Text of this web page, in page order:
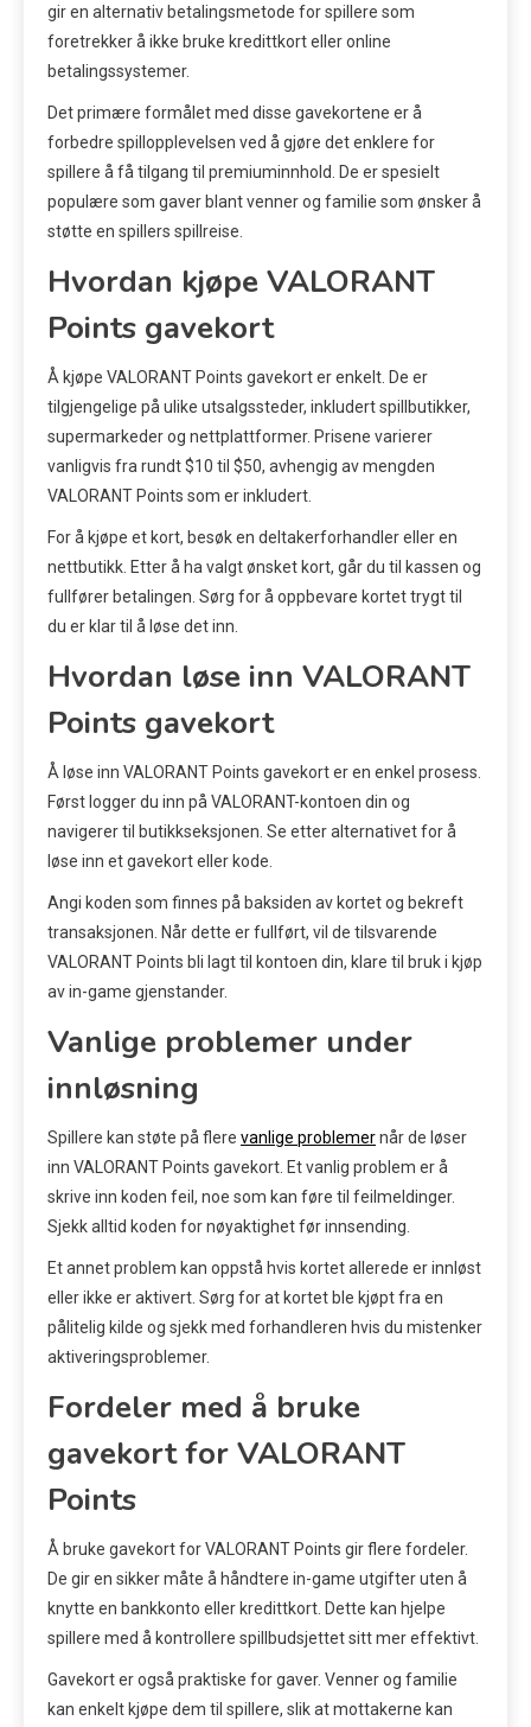
gir en alternativ betalingsmetode for spillere som
foretrekker å ikke bruke kredittkort eller online
betalingssystemer.
Det primære formålet med disse gavekortene er å
forbedre spillopplevelsen ved å gjøre det enklere for
spillere å få tilgang til premiuminnhold. De er spesielt
populære som gaver blant venner og familie som ønsker å
støtte en spillers spillreise.
Hvordan kjøpe VALORANT
Points gavekort
Å kjøpe VALORANT Points gavekort er enkelt. De er
tilgjengelige på ulike utsalgssteder, inkludert spillbutikker,
supermarkeder og nettplattformer. Prisene varierer
vanligvis fra rundt $10 til $50, avhengig av mengden
VALORANT Points som er inkludert.
For å kjøpe et kort, besøk en deltakerforhandler eller en
nettbutikk. Etter å ha valgt ønsket kort, går du til kassen og
fullfører betalingen. Sørg for å oppbevare kortet trygt til
du er klar til å løse det inn.
Hvordan løse inn VALORANT
Points gavekort
Å løse inn VALORANT Points gavekort er en enkel prosess.
Først logger du inn på VALORANT-kontoen din og
navigerer til butikkseksjonen. Se etter alternativet for å
løse inn et gavekort eller kode.
Angi koden som finnes på baksiden av kortet og bekreft
transaksjonen. Når dette er fullført, vil de tilsvarende
VALORANT Points bli lagt til kontoen din, klare til bruk i kjøp
av in-game gjenstander.
Vanlige problemer under
innløsning
Spillere kan støte på flere vanlige problemernår de løser
inn VALORANT Points gavekort. Et vanlig problem er å
skrive inn koden feil, noe som kan føre til feilmeldinger.
Sjekk alltid koden for nøyaktighet før innsending.
Et annet problem kan oppstå hvis kortet allerede er innløst
eller ikke er aktivert. Sørg for at kortet ble kjøpt fra en
pålitelig kilde og sjekk med forhandleren hvis du mistenker
aktiveringsproblemer.
Fordeler med å bruke
gavekort for VALORANT
Points
Å bruke gavekort for VALORANT Points gir flere fordeler.
De gir en sikker måte å håndtere in-game utgifter uten å
knytte en bankkonto eller kredittkort. Dette kan hjelpe
spillere med å kontrollere spillbudsjettet sitt mer effektivt.
Gavekort er også praktiske for gaver. Venner og familie
kan enkelt kjøpe dem til spillere, slik at mottakerne kan